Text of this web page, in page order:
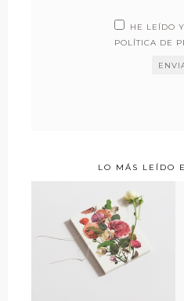
HE LEÍDO
POLÍTICA DE
LO MÁS LEÍDO